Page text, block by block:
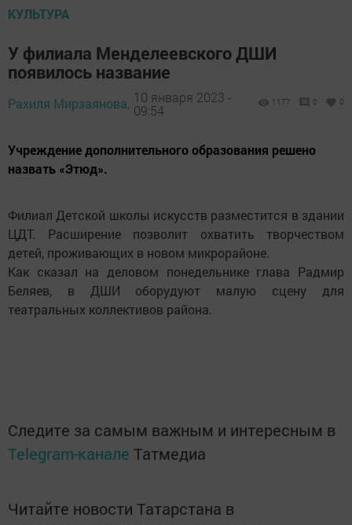
КУЛЬТУРА
У филиала Менделеевского ДШИ
появилось название
Рахиля Мирзаянова, 10 января 2023 -
09:54
1177 0 0
Учреждение дополнительного образования решено
назвать «Этюд».
Филиал Детской школы искусств разместится в здании
ЦДТ. Расширение позволит охватить творчеством
детей, проживающих в новом микрорайоне.
Как сказал на деловом понедельнике глава Радмир
Беляев, в ДШИ оборудуют малую сцену для
театральных коллективов района.
Следите за самым важным и интересным в
Telegram-канале Татмедиа
Читайте новости Татарстана в